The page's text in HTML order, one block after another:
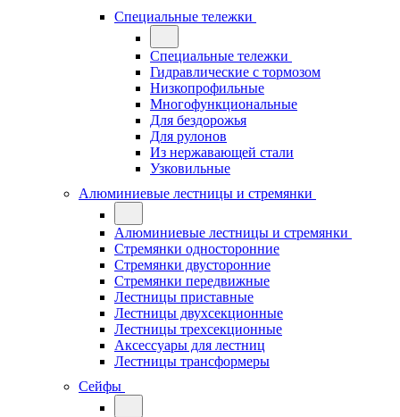
Специальные тележки
Специальные тележки
Гидравлические с тормозом
Низкопрофильные
Многофункциональные
Для бездорожья
Для рулонов
Из нержавающей стали
Узковильные
Алюминиевые лестницы и стремянки
Алюминиевые лестницы и стремянки
Стремянки односторонние
Стремянки двусторонние
Стремянки передвижные
Лестницы приставные
Лестницы двухсекционные
Лестницы трехсекционные
Аксессуары для лестниц
Лестницы трансформеры
Сейфы